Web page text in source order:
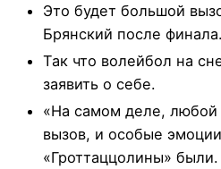
Это будет большой
Брянский после финала.
Так что волейбол на
заявить о себе.
«На самом деле, любой
вызов, и особые
«Гроттаццолины» были.